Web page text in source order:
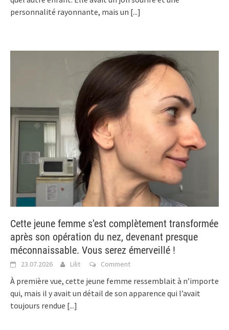
personnalité rayonnante, mais un [...]
Cette jeune femme s’est complètement transformée
après son opération du nez, devenant presque
méconnaissable. Vous serez émerveillé !
23.07.2026 Lilit Comment
À première vue, cette jeune femme ressemblait à n’importe
qui, mais il y avait un détail de son apparence qui l’avait
toujours rendue [...]